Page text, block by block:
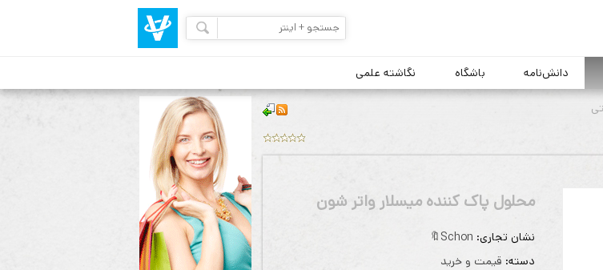
دانش‌نامه باشگاه نگاشته علمی
محلول پاک کننده میسلار واتر شون
نشان تجاری: Schon🔖
دسته: قیمت و خرید